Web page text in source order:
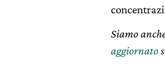
Siamo
aggiornato